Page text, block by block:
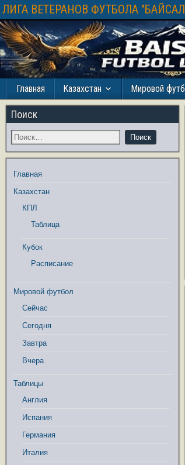
ЛИГА ВЕТЕРАНОВ ФУТБОЛА
Главная Казахстан Мировой
Поиск
Главная
Казахстан
КПЛ
Таблица
Кубок
Расписание
Мировой футбол
Сейчас
Сегодня
Завтра
Вчера
Таблицы
Англия
Испания
Германия
Италия